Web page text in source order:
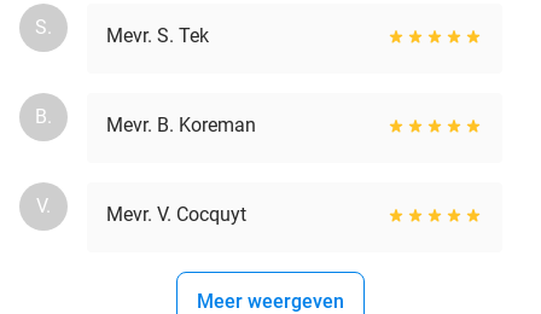
S. Mevr. S. Tek
B. Mevr. B. Koreman
V. Mevr. V. Cocquyt
Meer weergeven